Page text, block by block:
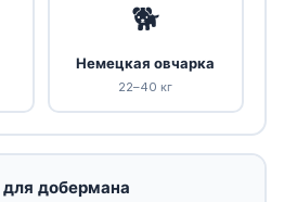
🐕
Немецкая овчарка
22–40 кг
для добермана